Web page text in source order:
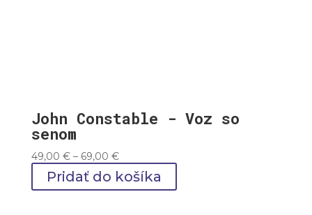
John Constable - Voz so
senom
49,00 € – 69,00 €Price
range:
49,00 €
Pridať do košíka